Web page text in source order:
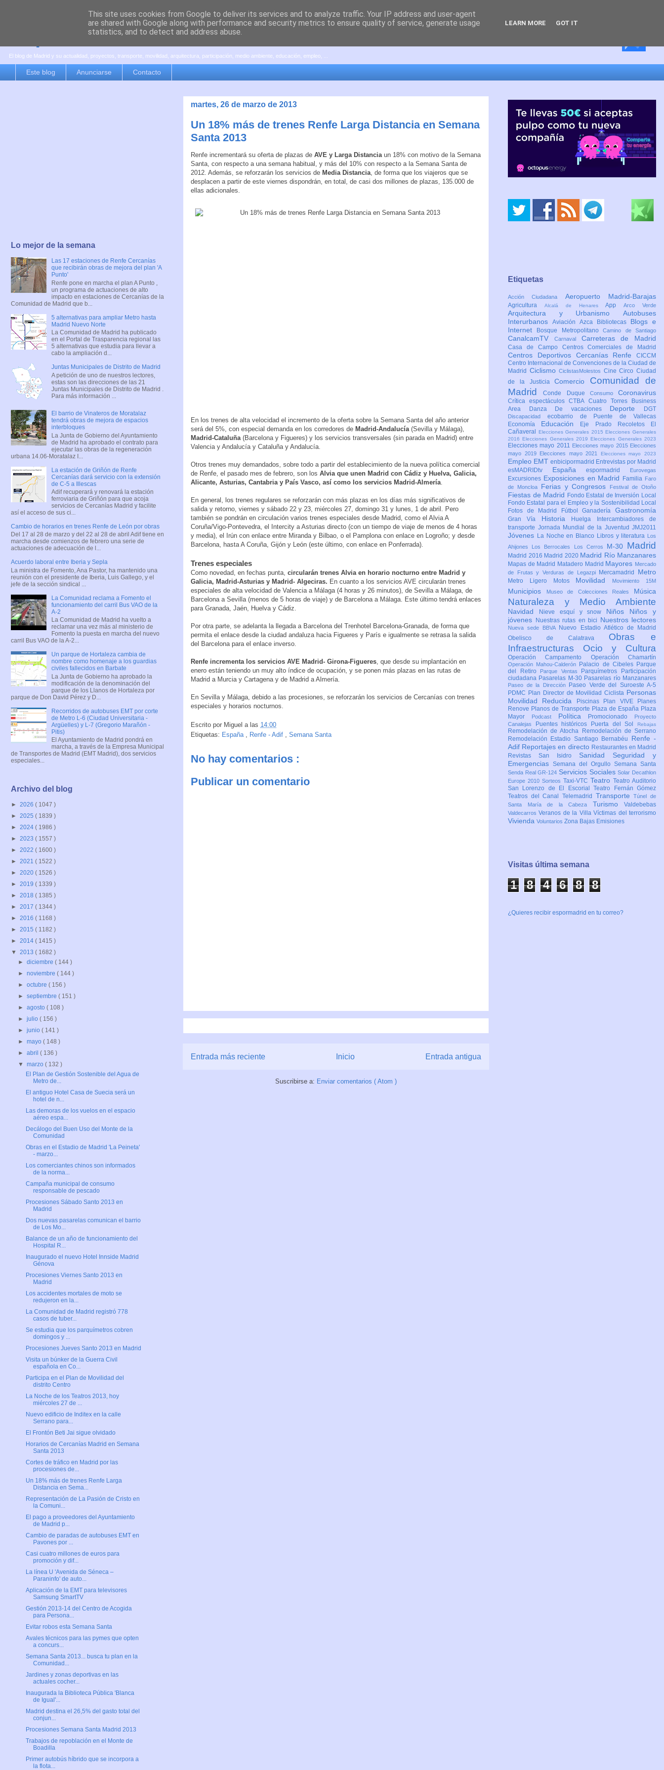
es por madrid
El blog de Madrid y su actualidad, proyectos, transporte, movilidad, arquitectura, participación, medio ambiente, educación, empleo, ...
Este blog Anunciarse Contacto
martes, 26 de marzo de 2013
Un 18% más de trenes Renfe Larga Distancia en Semana
Santa 2013
Renfe incrementará su oferta de plazas de AVE y Larga Distancia un 18% con motivo de la Semana
Santa, con respecto a una semana habitual, y más del 10% con respecto a la Semana Santa de
2012. Además, se reforzarán los servicios de Media Distancia , de forma que los viajeros que se
desplacen a partir de este viernes dispondrán, en total, de casi dos millones de plazas, 135.000 de
ellas adicionales.
En los trenes de alta velocidad el incremento de la oferta sobre la Semana Santa del año anterior
será del 5%, con especial demanda en los corredores de Madrid-Andalucía (Sevilla y Málaga),
Madrid-Cataluña (Barcelona y Figueres) y los servicios transversales (sin parada en Madrid) entre
Valencia y Andalucía y Cataluña y Andalucía.
Otros trenes muy demandados, sobre todo a partir del establecimiento de la nueva política comercial
de Renfe, el pasado mes de febrero, son los Alvia que unen Madrid con Cádiz y Huelva, Galicia,
Alicante, Asturias, Cantabria y País Vasco, así como los servicios Madrid-Almería
En general, los trenes regulares se reforzarán con más plazas en los días más significativos de
salida y retorno, viernes y sábado 22 y 23, miércoles 27, domingo 31 y lunes, 1 de abril. Pero
también se pondrán en circulación varios trenes especiales desde Madrid, como el Alvia A
Coruña/Vigo-Pontevedra, el Intercity a Asturias directo (con un tiempo de viaje de menos de 4 horas
y media), el Irún con enlace entre Miranda y Bilbao, o el Pamplona con enlace en Logroño; y desde
Barcelona, hasta A Coruña, Gijón y León (este último, con enlace en Ponferrada).
Trenes especiales
Como novedad, en fechas punta, circularán trenes Alvia en horario nocturno entre Madrid y
Galicia, Madrid-Asturias y Madrid- Algeciras. En cuanto a los servicios AVE circularán trenes
especiales de alta velocidad de Valencia a Málaga (4 horas y 26 minutos), de Sevilla a Málaga, de
Barcelona a Sevilla (menos de 5 horas de viaje) y de Barcelona a Málaga. Este último tendrá enlaces
para Granada, Jaén, Huelva y Cádiz.
Por otra parte, se adelanta la llegada a Barcelona del Trenhotel Barcelona-Granada, de forma que
permita el enlace desde la ciudad andaluza hacia Figueres y París e igualmente se retrasa la salida
del Barcelona para el enlace inverso.
Renfe incrementa los servicios AVE Madrid- Girona-Figueres , que desde su implantación en
enero están teniendo un muy alto índice de ocupación, y se ponen más plazas en las rutas de
Madrid a Murcia y Cartagena y de Madrid a Almería.
En Sevilla y Málaga, debido a las procesiones, se reforzarán los servicios de Cercanías con trenes
especiales y horarios nocturnos.
Escrito por Miguel a las 14:00
Etiquetas: España , Renfe - Adif , Semana Santa
No hay comentarios :
Publicar un comentario
Entrada más reciente Entrada antigua
Inicio
Suscribirse a: Enviar comentarios ( Atom )
Lo mejor de la semana
Las 17 estaciones de Renfe Cercanías
que recibirán obras de mejora del plan 'A
Punto'
Renfe pone en marcha el plan A Punto ,
un programa de actuaciones de alto
impacto en estaciones de Cercanías de la
Comunidad de Madrid que b...
5 alternativas para ampliar Metro hasta
Madrid Nuevo Norte
La Comunidad de Madrid ha publicado
en el Portal de Trasparencia regional las
5 alternativas que estudia para llevar a
cabo la ampliación d...
Juntas Municipales de Distrito de Madrid
A petición de uno de nuestros lectores,
estas son las direcciones de las 21
Juntas Municipales de Distrito de Madrid .
Para más información ...
El barrio de Vinateros de Moratalaz
tendrá obras de mejora de espacios
interbloques
La Junta de Gobierno del Ayuntamiento
de Madrid ha aprobado el contrato para
ejecutar las obras de la regeneración
urbana 14.06-Moratalaz I...
La estación de Griñón de Renfe
Cercanías dará servicio con la extensión
de C-5 a Illescas
Adif recuperará y renovará la estación
ferroviaria de Griñón para que acoja
servicios de Cercanías Madrid y facilite
así el acceso de sus ci...
Cambio de horarios en trenes Renfe de León por obras
Del 17 al 28 de marzo y del 22 al 28 de abril Adif tiene en
marcha desde comienzos de febrero una serie de
actuaciones de adecuación de l...
Acuerdo laboral entre Iberia y Sepla
La ministra de Fomento, Ana Pastor, ha mantenido una
reunión con el presidente de Iberia, Luis Gallego, y el
jefe de la sección sindical ...
La Comunidad reclama a Fomento el
funcionamiento del carril Bus VAO de la
A-2
La Comunidad de Madrid ha vuelto a
reclamar una vez más al ministerio de
Fomento la puesta en marcha del nuevo
carril Bus VAO de la A-2...
Un parque de Hortaleza cambia de
nombre como homenaje a los guardias
civiles fallecidos en Barbate
La Junta de Gobierno ha aprobado la
modificación de la denominación del
parque de los Llanos de Hortaleza por
parque de Don David Pérez y D...
Recorridos de autobuses EMT por corte
de Metro L-6 (Ciudad Universitaria -
Argüelles) y L-7 (Gregorio Marañón -
Pitis)
El Ayuntamiento de Madrid pondrá en
marcha, a través de la Empresa Municipal
de Transportes de Madrid (EMT Madrid), dos servicios
especiales...
Archivo del blog
► 2026 ( 1047 )
► 2025 ( 1839 )
► 2024 ( 1986 )
► 2023 ( 1557 )
► 2022 ( 1600 )
► 2021 ( 1522 )
► 2020 ( 1526 )
► 2019 ( 1339 )
► 2018 ( 1385 )
► 2017 ( 1344 )
► 2016 ( 1168 )
► 2015 ( 1182 )
► 2014 ( 1415 )
▼ 2013 ( 1682 )
►diciembre( 144 )
►noviembre( 144 )
►octubre( 156 )
►septiembre( 151 )
►agosto( 108 )
►julio( 156 )
►junio( 141 )
►mayo( 148 )
►abril( 136 )
▼marzo( 132 )
El Plan de Gestión Sostenible del Agua de
Metro de...
El antiguo Hotel Casa de Suecia será un
hotel de n...
Las demoras de los vuelos en el espacio
aéreo espa...
Decálogo del Buen Uso del Monte de la
Comunidad
Obras en el Estadio de Madrid 'La Peineta'
- marzo...
Los comerciantes chinos son informados
de la norma...
Campaña municipal de consumo
responsable de pescado
Procesiones Sábado Santo 2013 en
Madrid
Dos nuevas pasarelas comunican el barrio
de Los Mo...
Balance de un año de funcionamiento del
Hospital R...
Inaugurado el nuevo Hotel Innside Madrid
Génova
Procesiones Viernes Santo 2013 en
Madrid
Los accidentes mortales de moto se
redujeron en la...
La Comunidad de Madrid registró 778
casos de tuber...
Se estudia que los parquímetros cobren
domingos y ...
Procesiones Jueves Santo 2013 en Madrid
Visita un búnker de la Guerra Civil
española en Co...
Participa en el Plan de Movilidad del
distrito Centro
La Noche de los Teatros 2013, hoy
miércoles 27 de ...
Nuevo edificio de Inditex en la calle
Serrano para...
El Frontón Beti Jai sigue olvidado
Horarios de Cercanías Madrid en Semana
Santa 2013
Cortes de tráfico en Madrid por las
procesiones de...
Un 18% más de trenes Renfe Larga
Distancia en Sema...
Representación de La Pasión de Cristo en
la Comuni...
El pago a proveedores del Ayuntamiento
de Madrid p...
Cambio de paradas de autobuses EMT en
Pavones por ...
Casi cuatro millones de euros para
promoción y dif...
La línea U 'Avenida de Séneca –
Paraninfo' de auto...
Aplicación de la EMT para televisores
Samsung SmartTV
Gestión 2013-14 del Centro de Acogida
para Persona...
Evitar robos esta Semana Santa
Avales técnicos para las pymes que opten
a concurs...
Semana Santa 2013... busca tu plan en la
Comunidad...
Jardines y zonas deportivas en las
actuales cocher...
Inaugurada la Biblioteca Pública 'Blanca
de Igual'...
Madrid destina el 26,5% del gasto total del
conjun...
Procesiones Semana Santa Madrid 2013
Trabajos de repoblación en el Monte de
Boadilla
Primer autobús híbrido que se incorpora a
la flota...
Etiquetas
Acción Ciudadana Aeropuerto Madrid-Barajas
Agricultura Alcalá de HenaresAppArco Verde
Arquitectura y Urbanismo Autobuses
Interurbanos Aviación Azca Bibliotecas Blogs e
Internet
Bosque MetropolitanoCamino de Santiago
CanalcamTV Carnaval Carreteras de Madrid
Casa de Campo Centros Comerciales de Madrid
Centros Deportivos Cercanías Renfe CICCM
Centro Internacional de Convenciones de la Ciudad de
Madrid CiclismoCiclistasMolestos CineCircoCiudad
de la JusticiaComercio Comunidad de
MadridConde Duque Consumo Coronavirus
Crítica espectáculosCTBA Cuatro Torres Business
Area
Danza De vacaciones Deporte DGT
Discapacidad ecobarrio de Puente de Vallecas
Economía Educación Eje Prado Recoletos
El
Cañaveral
Elecciones Generales 2015 Elecciones Generales
2016 Elecciones Generales 2019 Elecciones Generales 2023
Elecciones mayo 2011 Elecciones mayo 2015 Elecciones
mayo 2019
Elecciones mayo 2021 Elecciones mayo 2023
Empleo EMT enbicipormadrid Entrevistas por Madrid
esMADRIDtv Españaespormadrid Eurovegas
Excursiones Exposiciones en Madrid Familia Faro
de Moncloa
Ferias y Congresos Festival de Otoño
Fiestas de Madrid Fondo Estatal de Inversión Local
Fondo Estatal para el Empleo y la Sostenibilidad Local
Fotos de Madrid
FútbolGanaderíaGastronomía
Gran Vía Historia Huelga
Intercambiadores de
transporte Jornada Mundial de la Juventud JMJ2011
Jóvenes La Noche en Blanco Libros y literatura
Los
Ahijones
Los Berrocales Los Cerros M-30 Madrid
Madrid 2016 Madrid 2020 Madrid Río Manzanares
Mapas de Madrid Matadero Madrid Mayores Mercado
de Frutas y Verduras de Legazpi
Mercamadrid Metro
Metro Ligero Motos Movilidad Movimiento 15M
Municipios Museo de Colecciones Reales Música
Naturaleza y Medio Ambiente
Navidad Nieve esquí y snow Niños Niños y
jóvenes
Nuestras rutas en bici Nuestros lectores
Nueva sede BBVA
Nuevo Estadio Atlético de Madrid
Obelisco de Calatrava Obras e
Infraestructuras Ocio y Cultura
Operación Campamento Operación Chamartín
Operación Mahou-Calderón Palacio de Cibeles Parque
del Retiro
Parque Ventas Parquímetros
Participación
ciudadana Pasarelas M-30 Pasarelas río Manzanares
Paseo de la Dirección
Paseo Verde del Suroeste A-5
PDMC Plan Director de Movilidad Ciclista Personas
Movilidad Reducida
Piscinas Plan VIVE
Planes
Renove Planos de Transporte Plaza de España Plaza
Mayor
Podcast Política Promocionado
Proyecto
Canalejas
Puentes históricos Puerta del Sol Rebajas
Remodelación de Atocha
Remodelación de Serrano
Remodelación Estadio Santiago Bernabéu Renfe -
Adif Reportajes en directo Restaurantes en Madrid
Revistas San Isidro Sanidad Seguridad y
Emergencias Semana del Orgullo Semana Santa
Senda Real GR-124 Servicios SocialesSolar Decathlon
Europe 2010 Sorteos Taxi-VTC Teatro Teatro Auditorio
San Lorenzo de El EscorialTeatro Fernán Gómez
Teatros del Canal Telemadrid TransporteTúnel de
Santa María de la Cabeza Turismo Valdebebas
ValdecarrosVeranos de la VillaVíctimas del terrorismo
Vivienda Voluntarios Zona Bajas Emisiones
Visitas última semana
1 8 4 6 8 8
¿Quieres recibir espormadrid en tu correo?
This site uses cookies from Google to deliver its services and to analyze traffic. Your IP address and user-agent
are shared with Google along with performance and security metrics to ensure quality of service, generate usage
statistics, and to detect and address abuse.
LEARN MORE GOT IT